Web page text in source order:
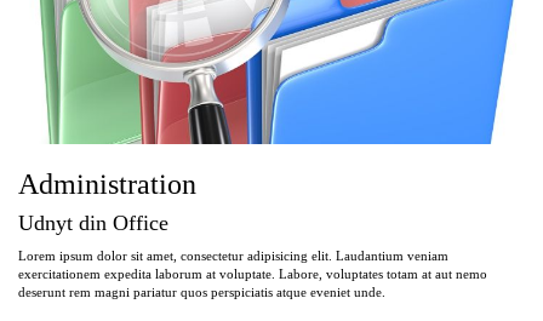
Administration
Udnyt din Office
Lorem ipsum dolor sit amet, consectetur adipisicing elit. Laudantium veniam
exercitationem expedita laborum at voluptate. Labore, voluptates totam at aut nemo
deserunt rem magni pariatur quos perspiciatis atque eveniet unde.